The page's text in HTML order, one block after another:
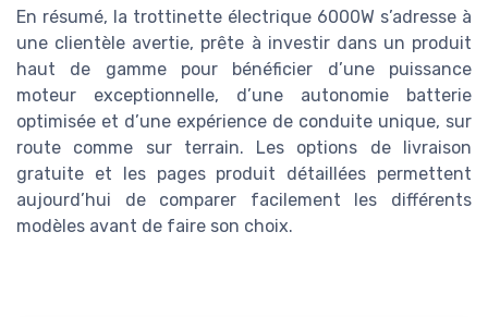
En résumé, la trottinette électrique 6000W s’adresse à
une clientèle avertie, prête à investir dans un produit
haut de gamme pour bénéficier d’une puissance
moteur exceptionnelle, d’une autonomie batterie
optimisée et d’une expérience de conduite unique, sur
route comme sur terrain. Les options de livraison
gratuite et les pages produit détaillées permettent
aujourd’hui de comparer facilement les différents
modèles avant de faire son choix.